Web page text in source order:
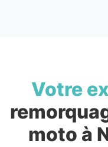
Votre
moto à